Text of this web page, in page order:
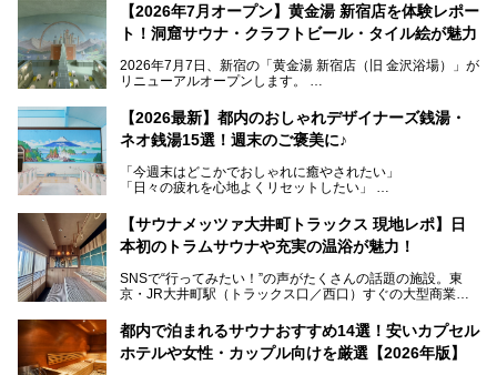
【2026年7月オープン】黄金湯 新宿店を体験レポー
ト！洞窟サウナ・クラフトビール・タイル絵が魅力
2026年7月7日、新宿の「黄金湯 新宿店（旧 金沢浴場）」が
リニューアルオープンします。
レトロでノスタルジックなタイル絵はそのまま、昔からここ
を知る地元の人にも、新しく足を運んでくれる人にも愛され
る、今の時代の"銭湯"として生まれ変わりました。洞窟のよ
ビアバーなど、新しく登場したスポットも併せて紹介しま
す。充実した設備があるのに、基本の入浴料が銭湯価格の5
【2026最新】都内のおしゃれデザイナーズ銭湯・
ネオ銭湯15選！週末のご褒美に♪
「今週末はどこかでおしゃれに癒やされたい」
「日々の疲れを心地よくリセットしたい」
となっている新しいスタイルの銭湯です。
最近、SNSやメディアで「デザイナーズ銭湯」や「ネオ銭
本記事では、そもそもこれらがどんな銭湯なのか、その気に
いおしゃれな名店15選を、おすすめの順番で一挙にご紹介
します。
【サウナメッツァ大井町トラックス 現地レポ】日
本初のトラムサウナや充実の温浴が魅力！
SNSで“行ってみたい！”の声がたくさんの話題の施設。東
京・JR大井町駅（トラックス口／西口）すぐの大型商業施
ツァ大井町トラックス」がニューオープン。施設の様子をレ
ポ―トします。
都内で泊まれるサウナおすすめ14選！安いカプセル
ホテルや女性・カップル向けを厳選【2026年版】